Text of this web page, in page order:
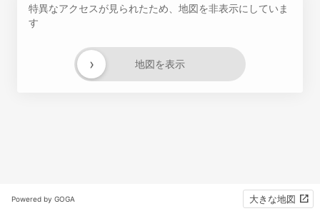
特異なアクセスが見られたため、地図を非表示にしていま
す
地図を表示
›
Powered by GOGA 大きな地図